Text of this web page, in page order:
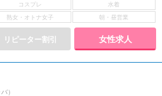
女性求人
）